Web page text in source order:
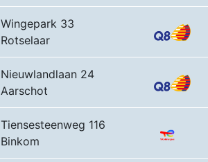
Wingepark 33
Rotselaar
Nieuwlandlaan 24
Aarschot
Tiensesteenweg 116
Binkom